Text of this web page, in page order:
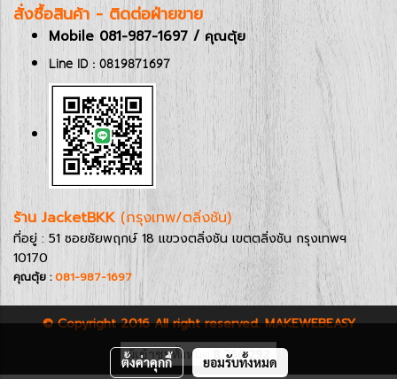
สั่งซื้อสินค้า - ติดต่อฝ่ายขาย
Mobile 081-987-1697 / คุณตุ้ย
Line ID : 0819871697
ร้าน JacketBKK (กรุงเทพ/ตลิ่งชัน)
ที่อยู่ : 51 ซอยชัยพฤกษ์ 18 แขวงตลิ่งชัน เขตตลิ่งชัน กรุงเทพฯ
10170
คุณตุ้ย :081-987-1697
© Copyright 2016 All right reserved. MAKEWEBEASY
ผู้เข้าชมทั้งหมด8,766,292
ตั้งค่าคุกกี้ ยอมรับทั้งหมด